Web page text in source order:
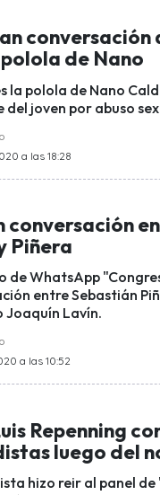
de Nano
la polola de Nano
del joven por abuso
a las 18:28
conversación
Piñera
de WhatsApp
entre Sebastián
Joaquín Lavín.
a las 10:52
Repenning
luego del
hizo reir al panel